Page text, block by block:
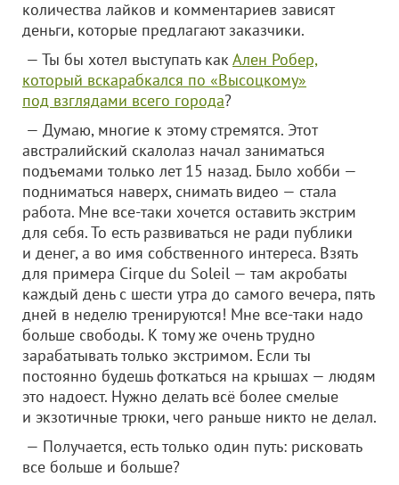
количества лайков и комментариев зависят
деньги, которые предлагают заказчики.
— Ты бы хотел выступать какАлен Робер,
который вскарабкался по «Высоцкому»
под взглядами всего города?
— Думаю, многие к этому стремятся. Этот
австралийский скалолаз начал заниматься
подъемами только лет 15 назад. Было хобби —
подниматься наверх, снимать видео — стала
работа. Мне все-таки хочется оставить экстрим
для себя. То есть развиваться не ради публики
и денег, а во имя собственного интереса. Взять
для примера Cirque du Soleil — там акробаты
каждый день с шести утра до самого вечера, пять
дней в неделю тренируются! Мне все-таки надо
больше свободы. К тому же очень трудно
зарабатывать только экстримом. Если ты
постоянно будешь фоткаться на крышах — людям
это надоест. Нужно делать всё более смелые
и экзотичные трюки, чего раньше никто не делал.
— Получается, есть только один путь: рисковать
все больше и больше?